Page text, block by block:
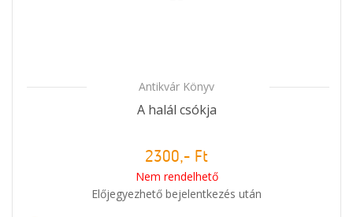
Antikvár Könyv
A halál csókja
2300,- Ft
Nem rendelhető
Előjegyezhető bejelentkezés után